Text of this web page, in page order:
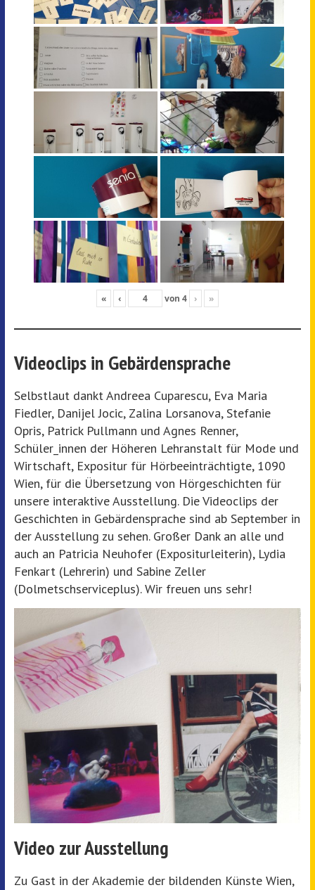
« ‹ von 4 › »
Videoclips in Gebärdensprache
Selbstlaut dankt Andreea Cuparescu, Eva Maria
Fiedler, Danijel Jocic, Zalina Lorsanova, Stefanie
Opris, Patrick Pullmann und Agnes Renner,
Schüler_innen der Höheren Lehranstalt für Mode und
Wirtschaft, Expositur für Hörbeeinträchtigte, 1090
Wien, für die Übersetzung von Hörgeschichten für
unsere interaktive Ausstellung. Die Videoclips der
Geschichten in Gebärdensprache sind ab September in
der Ausstellung zu sehen. Großer Dank an alle und
auch an Patricia Neuhofer (Expositurleiterin), Lydia
Fenkart (Lehrerin) und Sabine Zeller
(Dolmetschserviceplus). Wir freuen uns sehr!
Video zur Ausstellung
Zu Gast in der Akademie der bildenden Künste Wien,